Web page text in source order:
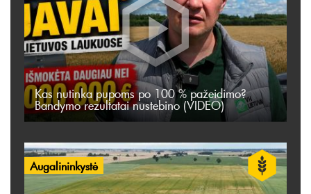
Kas nutinka pupoms po 100 % pažeidimo?
Bandymo rezultatai nustebino (VIDEO)
Augalininkystė